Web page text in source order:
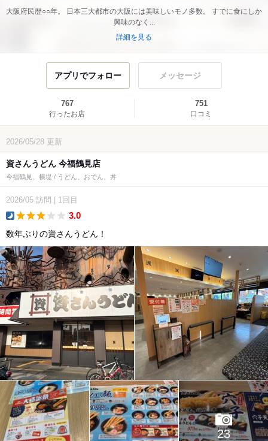
大阪府民歴○○年。 日本三大都市の大阪には美味しいモノ多数。 すでに食にしか
興味のなく...
詳細を見る
アプリでフォロー メッセージ
767
行ったお店
751
口コミ
2026/05/28 更新
資さんうどん 今福鶴見店
今福鶴見、横堤 / うどん、おでん、丼
2026/05 訪問 1回目
3.0
数年ぶりの資さんうどん！
23